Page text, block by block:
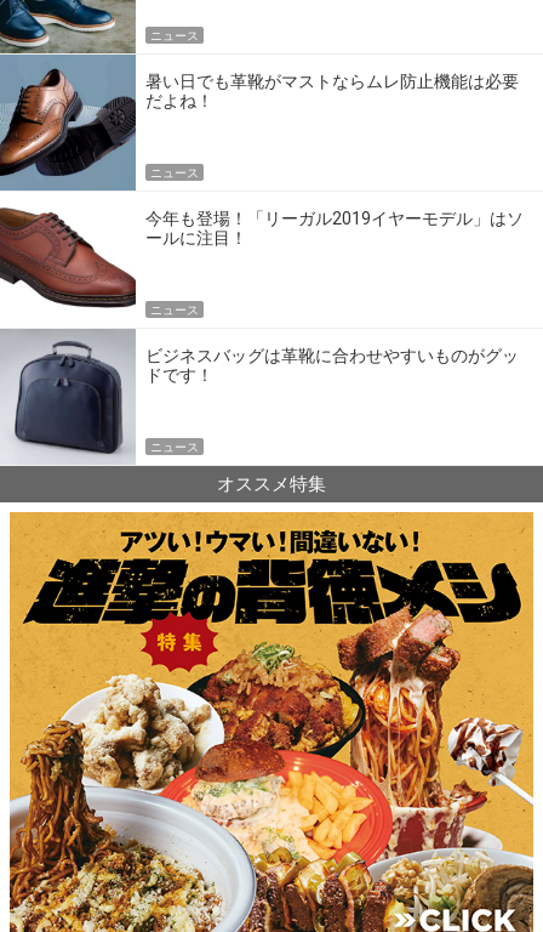
ニュース
暑い日でも革靴がマストならムレ防止機能は必要
だよね！
ニュース
今年も登場！「リーガル2019イヤーモデル」はソ
ールに注目！
ニュース
ビジネスバッグは革靴に合わせやすいものがグッ
ドです！
ニュース
オススメ特集